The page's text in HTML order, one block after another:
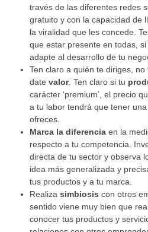
través de las diferentes redes
gratuito y con la capacidad de
la viralidad que les concede.
que estar presente en todas,
adapte al desarrollo de tu
Ten claro a quién te diriges,
date valor. Ten claro si tu
carácter ‘premium’, el precio
a tu labor tendrá que tener
ofreces.
Marca la diferencia en la
respecto a tu competencia.
directa de tu sector y observa
idea más generalizada y
tus productos y a tu marca.
Realiza simbiosis con otros
sentido viene muy bien que
conocer tus productos y